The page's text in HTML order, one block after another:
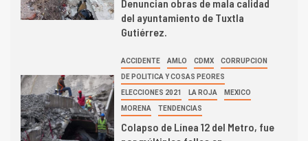
Denuncian obras de mala calidad
del ayuntamiento de Tuxtla
Gutiérrez.
ACCIDENTE AMLO CDMX CORRUPCION
DE POLITICA Y COSAS PEORES
ELECCIONES 2021 LA ROJA MEXICO
MORENA TENDENCIAS
Colapso de Línea 12 del Metro, fue